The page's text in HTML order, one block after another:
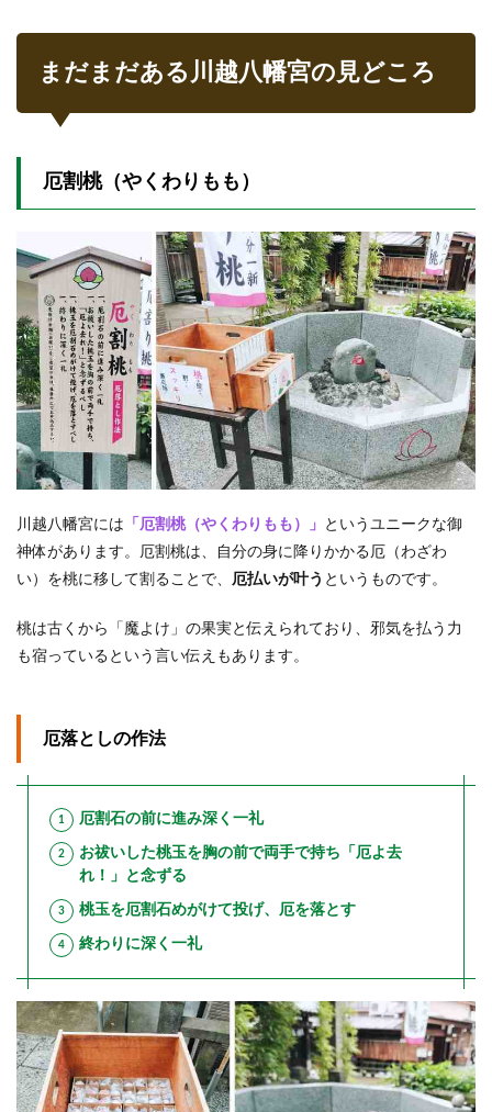
まだまだある川越八幡宮の見どころ
厄割桃（やくわりもも）
川越八幡宮には 「厄割桃（やくわりもも）」
というユニークな御
神体があります。厄割桃は、自分の身に降りかかる厄（わざわ
い）を桃に移して割ることで、 厄払いが叶う というものです。
桃は古くから「魔よけ」の果実と伝えられており、邪気を払う力
も宿っているという言い伝えもあります。
厄落としの作法
厄割石の前に進み深く一礼
お祓いした桃玉を胸の前で両手で持ち「厄よ去
れ！」と念ずる
桃玉を厄割石めがけて投げ、厄を落とす
終わりに深く一礼